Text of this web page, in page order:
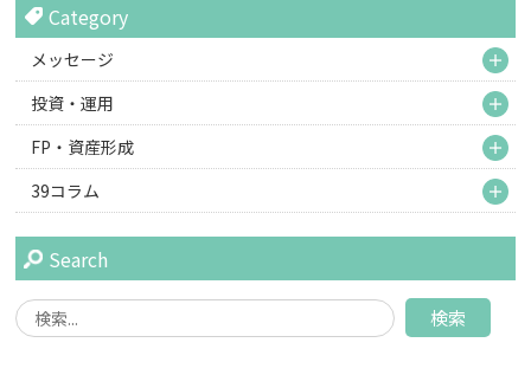
Category
メッセージ
投資・運用
FP・資産形成
39コラム
Search